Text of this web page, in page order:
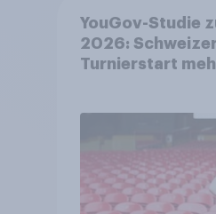
YouGov-Studie
2026:
Turnierstart